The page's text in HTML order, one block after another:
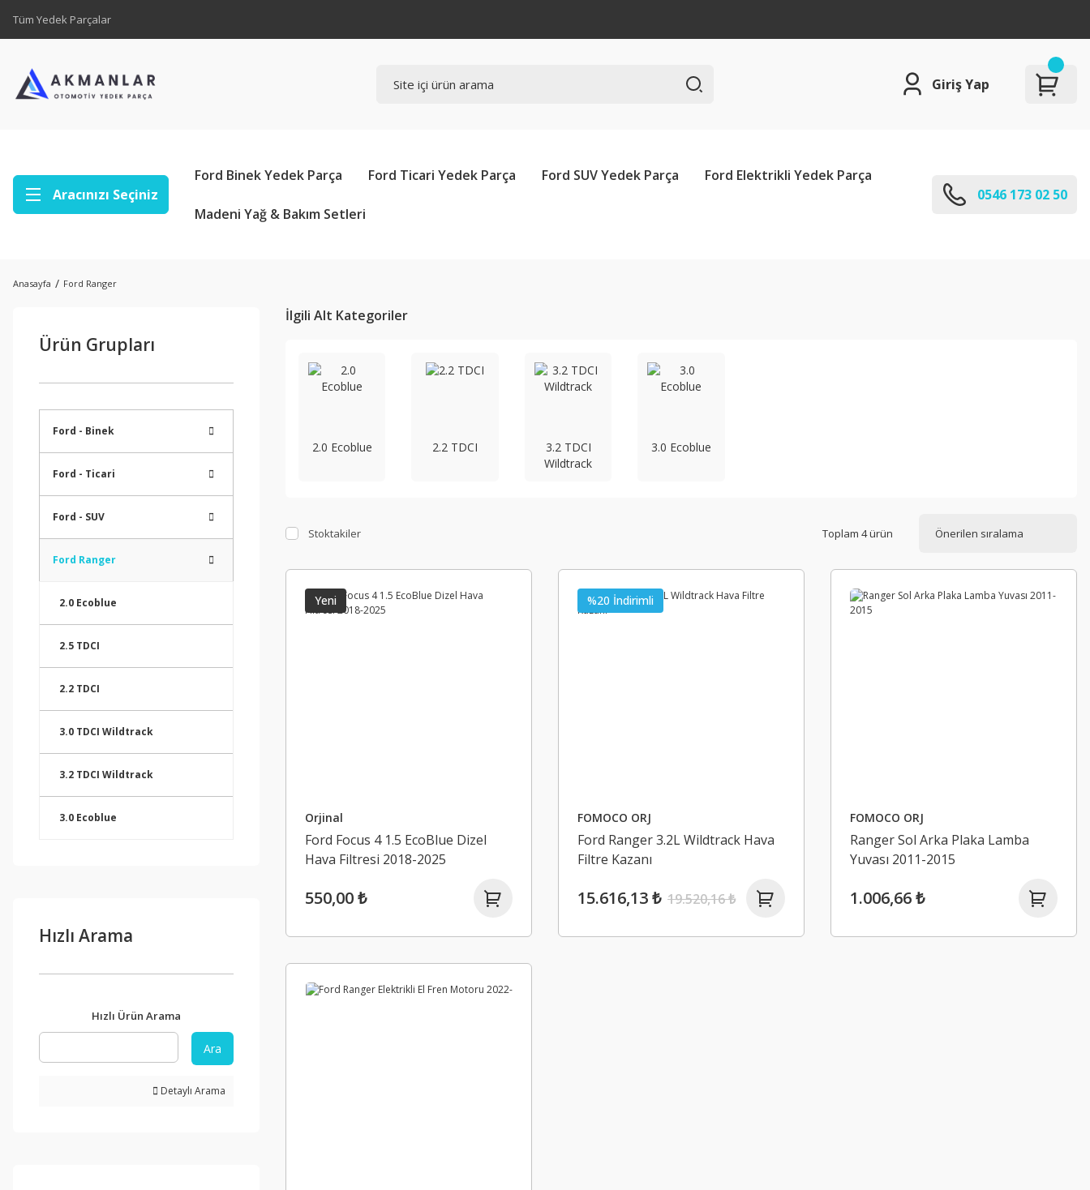
Tüm Yedek Parçalar
Giriş Yap
Aracınızı Seçiniz
Ford Binek Yedek Parça Ford Ticari Yedek Parça Ford SUV Yedek Parça Ford Elektrikli Yedek Parça
Madeni Yağ & Bakım Setleri
0546 173 02 50
Anasayfa Ford Ranger
Ürün Grupları
Ford - Binek
Ford - Ticari
Ford - SUV
Ford Ranger
2.0 Ecoblue
2.5 TDCI
2.2 TDCI
3.0 TDCI Wildtrack
3.2 TDCI Wildtrack
3.0 Ecoblue
Hızlı Arama
Hızlı Ürün Arama
Ara
Detaylı Arama
İlgili Alt Kategoriler
2.0 Ecoblue 2.2 TDCI
3.2 TDCI
Wildtrack
3.0 Ecoblue
Stoktakiler Toplam 4 ürün
Yeni
Orjinal
Ford Focus 4 1.5 EcoBlue Dizel
Hava Filtresi 2018-2025
550,00 ₺
%20 İndirimli
FOMOCO ORJ
Ford Ranger 3.2L Wildtrack Hava
Filtre Kazanı
15.616,13 ₺ 19.520,16 ₺
FOMOCO ORJ
Ranger Sol Arka Plaka Lamba
Yuvası 2011-2015
1.006,66 ₺